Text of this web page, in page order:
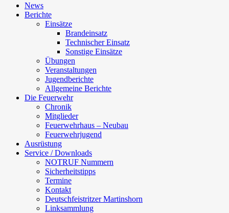
News
Berichte
Einsätze
Brandeinsatz
Technischer Einsatz
Sonstige Einsätze
Übungen
Veranstaltungen
Jugendberichte
Allgemeine Berichte
Die Feuerwehr
Chronik
Mitglieder
Feuerwehrhaus – Neubau
Feuerwehrjugend
Ausrüstung
Service / Downloads
NOTRUF Nummern
Sicherheitstipps
Termine
Kontakt
Deutschfeistritzer Martinshorn
Linksammlung